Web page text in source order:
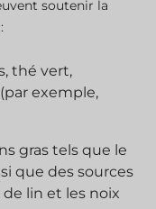
soutenir la
thé vert,
exemple,
gras tels que le
que des sources
lin et les noix